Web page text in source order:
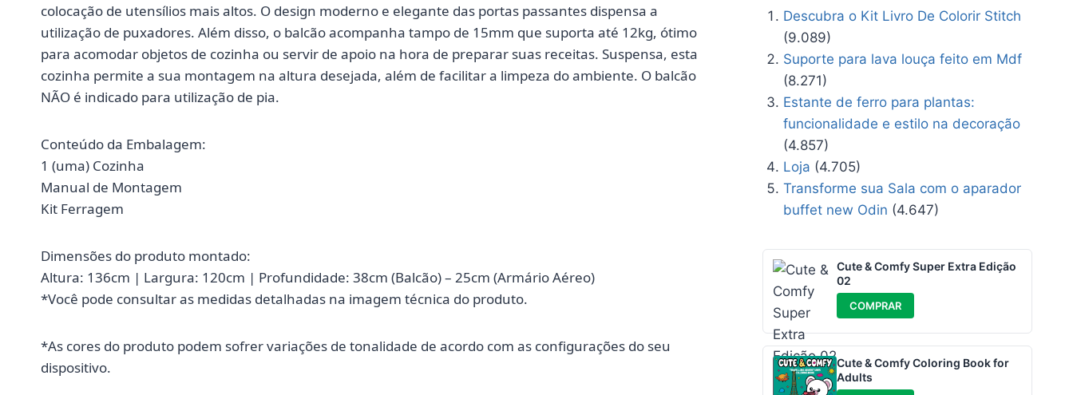
colocação de utensílios mais altos. O design moderno e elegante das portas passantes dispensa a
utilização de puxadores. Além disso, o balcão acompanha tampo de 15mm que suporta até 12kg, ótimo
para acomodar objetos de cozinha ou servir de apoio na hora de preparar suas receitas. Suspensa, esta
cozinha permite a sua montagem na altura desejada, além de facilitar a limpeza do ambiente. O balcão
NÃO é indicado para utilização de pia.
Conteúdo da Embalagem:
1 (uma) Cozinha
Manual de Montagem
Kit Ferragem
Dimensões do produto montado:
Altura: 136cm | Largura: 120cm | Profundidade: 38cm (Balcão) – 25cm (Armário Aéreo)
*Você pode consultar as medidas detalhadas na imagem técnica do produto.
*As cores do produto podem sofrer variações de tonalidade de acordo com as configurações do seu
dispositivo.
Descubra o Kit Livro De Colorir Stitch
(9.089)
Suporte para lava louça feito em Mdf
(8.271)
Estante de ferro para plantas:
funcionalidade e estilo na decoração
(4.857)
Loja (4.705)
Transforme sua Sala com o aparador
buffet new Odin (4.647)
Cute & Comfy Super Extra Edição
02
COMPRAR
Cute & Comfy Coloring Book for
Adults